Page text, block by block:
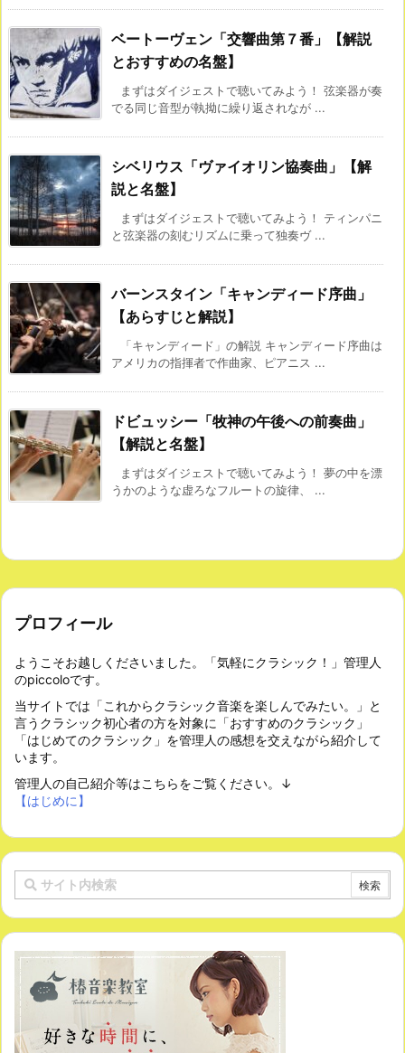
ベートーヴェン「交響曲第７番」【解説
とおすすめの名盤】
まずはダイジェストで聴いてみよう！ 弦楽器が奏
でる同じ音型が執拗に繰り返されなが ...
シベリウス「ヴァイオリン協奏曲」【解
説と名盤】
まずはダイジェストで聴いてみよう！ ティンパニ
と弦楽器の刻むリズムに乗って独奏ヴ ...
バーンスタイン「キャンディード序曲」
【あらすじと解説】
「キャンディード」の解説 キャンディード序曲は
アメリカの指揮者で作曲家、ピアニス ...
ドビュッシー「牧神の午後への前奏曲」
【解説と名盤】
まずはダイジェストで聴いてみよう！ 夢の中を漂
うかのような虚ろなフルートの旋律、 ...
プロフィール
ようこそお越しくださいました。「気軽にクラシック！」管理人
のpiccoloです。
当サイトでは「これからクラシック音楽を楽しんでみたい。」と
言うクラシック初心者の方を対象に「おすすめのクラシック」
「はじめてのクラシック」を管理人の感想を交えながら紹介して
います。
管理人の自己紹介等はこちらをご覧ください。↓
【はじめに】